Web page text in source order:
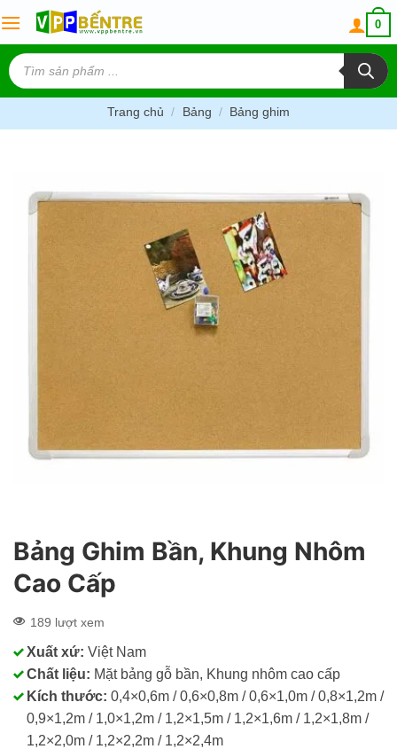
to
content
0
Tìm
kiếm
sản
phẩm
Trang chủ / Bảng / Bảng ghim
Bảng Ghim Bần, Khung Nhôm
Cao Cấp
189 lượt xem
Xuất xứ: Việt Nam
Chất liệu: Mặt bảng gỗ bần, Khung nhôm cao cấp
Kích thước: 0,4×0,6m / 0,6×0,8m / 0,6×1,0m / 0,8×1,2m /
0,9×1,2m / 1,0×1,2m / 1,2×1,5m / 1,2×1,6m / 1,2×1,8m /
1,2×2,0m / 1,2×2,2m / 1,2×2,4m